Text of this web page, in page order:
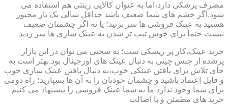
مصرف پزشکی دارد،اما به عنوان کالایی زینتی هم استفاده می
شود.اگر چشم های شما ضعیف باشد حداقل سالی یک بار مجبور
هستید به عینک فروشی ها سر بزنید؛ یا نه اگر چشمتان ضعیف
نیست حتماً برای خوش تیپ تر شدن به عینک سازی ها سر زدید
خرید عینک،کار پر ریسکی ست؛ به سختی می توان در این بازار
پرشده از جنس چینی به دنبال عینک های اورجینال بود.بهتر است به
جای تلاش برای یافتن عینکی خوب،به دنبال یافتن عینک سازی خوب
و قابل اعتماد باشید و چشمان خودتان را به آن ها بسپارید؛ راه دومی
برای شما وجود ندارد ما به شما عینک فروشی را پیشنهاد می کنیم
خرید های مطمئن و با اصالت